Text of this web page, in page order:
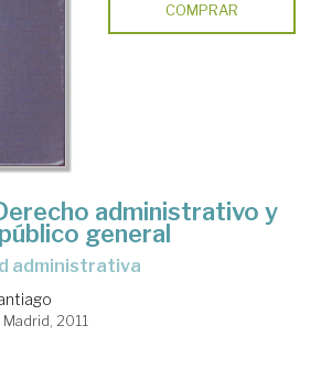
COMPRAR
administrativo y
general
administrativa
2011